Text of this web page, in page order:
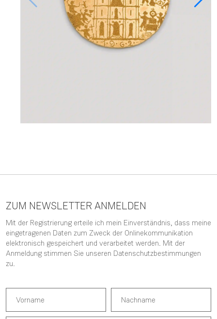
ZUM NEWSLETTER ANMELDEN
Mit der Registrierung erteile ich mein Einverständnis, dass meine
eingetragenen Daten zum Zweck der Onlinekommunikation
elektronisch gespeichert und verarbeitet werden. Mit der
Anmeldung stimmen Sie unseren Datenschutzbestimmungen
zu.